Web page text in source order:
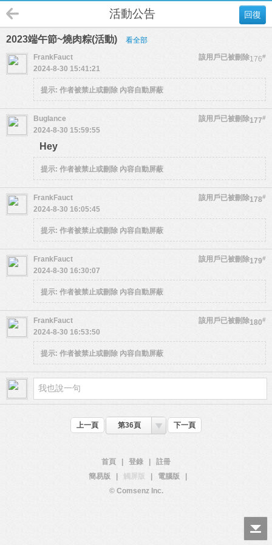
回復
活動公告
2023端午節~燒肉粽(活動) 看全部
176#
FrankFauct
該用戶已被刪除
2024-8-30 15:41:21
提示: 作者被禁止或刪除 內容自動屏蔽
177#
Buglance
該用戶已被刪除
2024-8-30 15:59:55
Hey
提示: 作者被禁止或刪除 內容自動屏蔽
178#
FrankFauct
該用戶已被刪除
2024-8-30 16:05:45
提示: 作者被禁止或刪除 內容自動屏蔽
179#
FrankFauct
該用戶已被刪除
2024-8-30 16:30:07
提示: 作者被禁止或刪除 內容自動屏蔽
180#
FrankFauct
該用戶已被刪除
2024-8-30 16:53:50
提示: 作者被禁止或刪除 內容自動屏蔽
上一頁 第36頁 下一頁
首頁 登錄
註冊
簡易版
觸屏版 電腦版
© Comsenz Inc.